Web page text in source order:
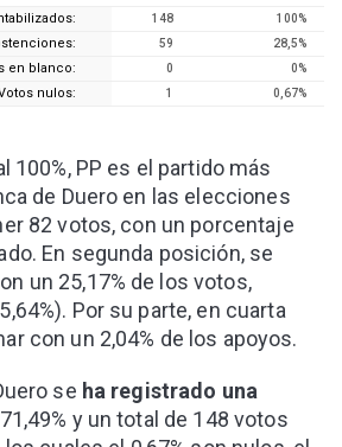
148 100%
59 28,5%
en blanco: 0 0%
nulos: 1 0,67%
100%, PP es el partido más
de Duero en las elecciones
82 votos, con un porcentaje
En segunda posición, se
un 25,17% de los votos,
Por su parte, en cuarta
con un 2,04% de los apoyos.
se ha registrado una
y un total de 148 votos